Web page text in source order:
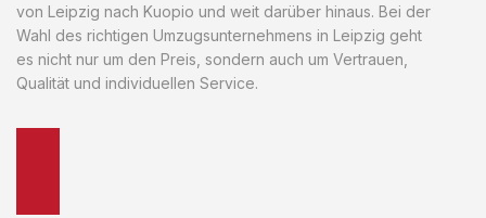
von Leipzig nach Kuopio und weit darüber hinaus. Bei der
Wahl des richtigen Umzugsunternehmens in Leipzig geht
es nicht nur um den Preis, sondern auch um Vertrauen,
Qualität und individuellen Service.